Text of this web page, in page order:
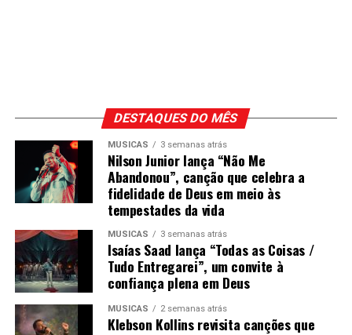
DESTAQUES DO MÊS
MÚSICAS 3 semanas atrás
Nilson Junior lança “Não Me
Abandonou”, canção que celebra a
fidelidade de Deus em meio às
tempestades da vida
MÚSICAS 3 semanas atrás
Isaías Saad lança “Todas as Coisas /
Tudo Entregarei”, um convite à
confiança plena em Deus
MÚSICAS 2 semanas atrás
Klebson Kollins revisita canções que